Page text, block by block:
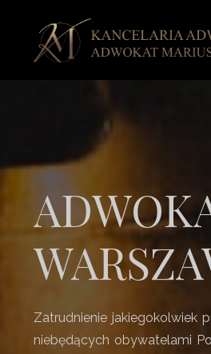
Zatrudnienie jakiegokolwiek
niebędących obywatelami